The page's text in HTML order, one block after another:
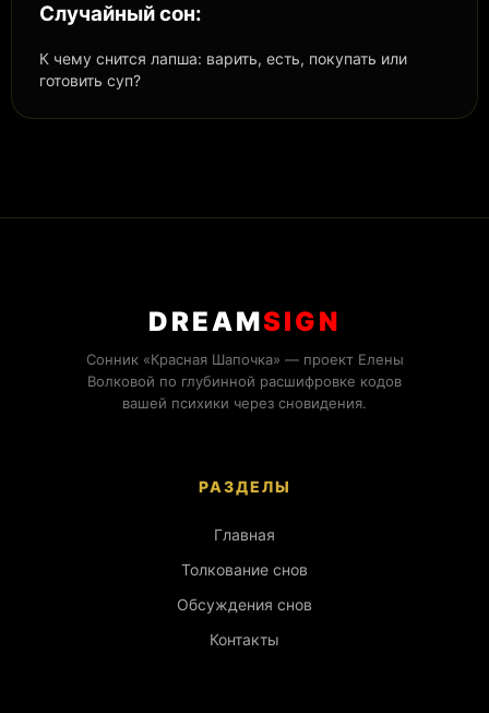
Случайный сон:
К чему снится лапша: варить, есть, покупать или
готовить суп?
DREAMSIGN
Сонник «Красная Шапочка» — проект Елены
Волковой по глубинной расшифровке кодов
вашей психики через сновидения.
РАЗДЕЛЫ
Главная
Толкование снов
Обсуждения снов
Контакты